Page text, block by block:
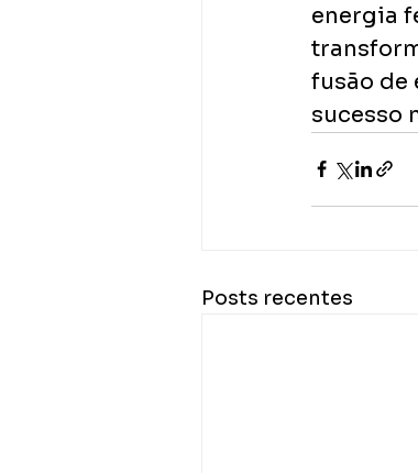
energia
fusão de
sucesso
Posts recentes